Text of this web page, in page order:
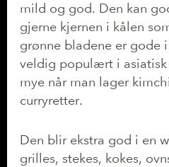
mild og god. Den kan
gjerne kjernen i kålen
grønne bladene er gode
veldig populært i
mye når man lager
curryretter.
Den blir ekstra god i en
grilles, stekes, kokes,